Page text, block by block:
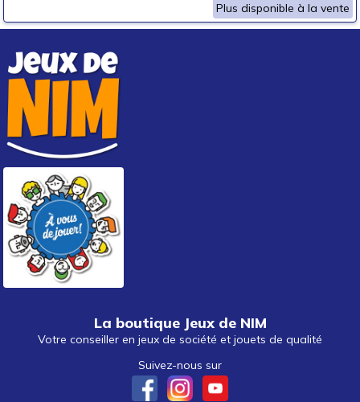
Plus disponible à la vente
La boutique Jeux de NIM
Votre conseiller en jeux de société et jouets de qualité
Suivez-nous sur